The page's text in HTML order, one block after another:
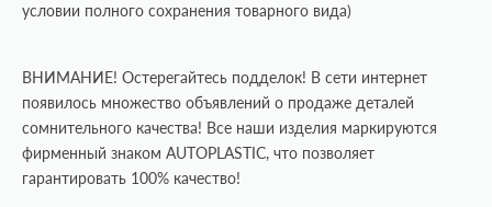
условии полного сохранения товарного вида)
ВНИМАНИЕ! Остерегайтесь подделок! В сети интернет
появилось множество объявлений о продаже деталей
сомнительного качества! Все наши изделия маркируются
фирменный знаком AUTOPLASTIC, что позволяет
гарантировать 100% качество!